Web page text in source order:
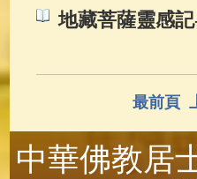
地藏菩薩靈感
最前頁
中華佛教居